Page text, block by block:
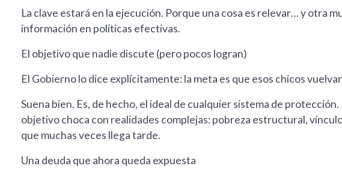
La clave estará en la ejecución. Porque una cosa es relevar… y otra
información en políticas efectivas.
El objetivo que nadie discute (pero pocos logran)
El Gobierno lo dice explícitamente: la meta es que esos chicos
Suena bien. Es, de hecho, el ideal de cualquier sistema de
objetivo choca con realidades complejas: pobreza estructural,
que muchas veces llega tarde.
Una deuda que ahora queda expuesta